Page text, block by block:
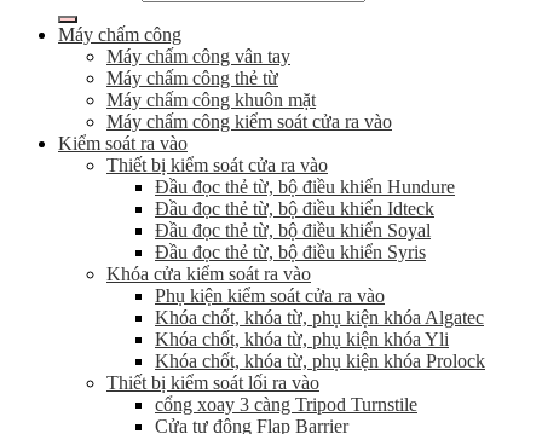
Máy chấm công
Máy chấm công vân tay
Máy chấm công thẻ từ
Máy chấm công khuôn mặt
Máy chấm công kiểm soát cửa ra vào
Kiểm soát ra vào
Thiết bị kiểm soát cửa ra vào
Đầu đọc thẻ từ, bộ điều khiển Hundure
Đầu đọc thẻ từ, bộ điều khiển Idteck
Đầu đọc thẻ từ, bộ điều khiển Soyal
Đầu đọc thẻ từ, bộ điều khiển Syris
Khóa cửa kiểm soát ra vào
Phụ kiện kiểm soát cửa ra vào
Khóa chốt, khóa từ, phụ kiện khóa Algatec
Khóa chốt, khóa từ, phụ kiện khóa Yli
Khóa chốt, khóa từ, phụ kiện khóa Prolock
Thiết bị kiểm soát lối ra vào
cổng xoay 3 càng Tripod Turnstile
Cửa tự động Flap Barrier